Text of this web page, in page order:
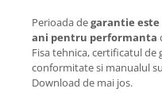
Perioada degarantie este
ani pentru performanta
Fisa tehnica, certificatul de
conformitate si manualul
Download de mai jos.